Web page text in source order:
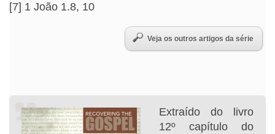
[7] 1 João 1.8, 10
Veja os outros artigos da série
Extraído do livro
12º capítulo do